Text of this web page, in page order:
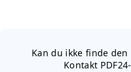
Kan du ikke finde
Kontakt